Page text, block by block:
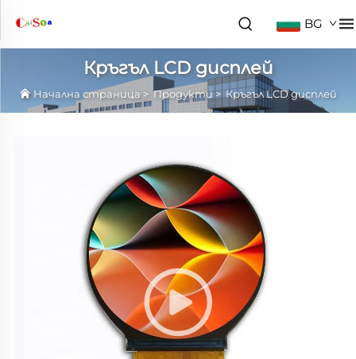
BG
Кръгъл LCD дисплей
Начална страница > Продукти>Кръгъл LCD дисплей